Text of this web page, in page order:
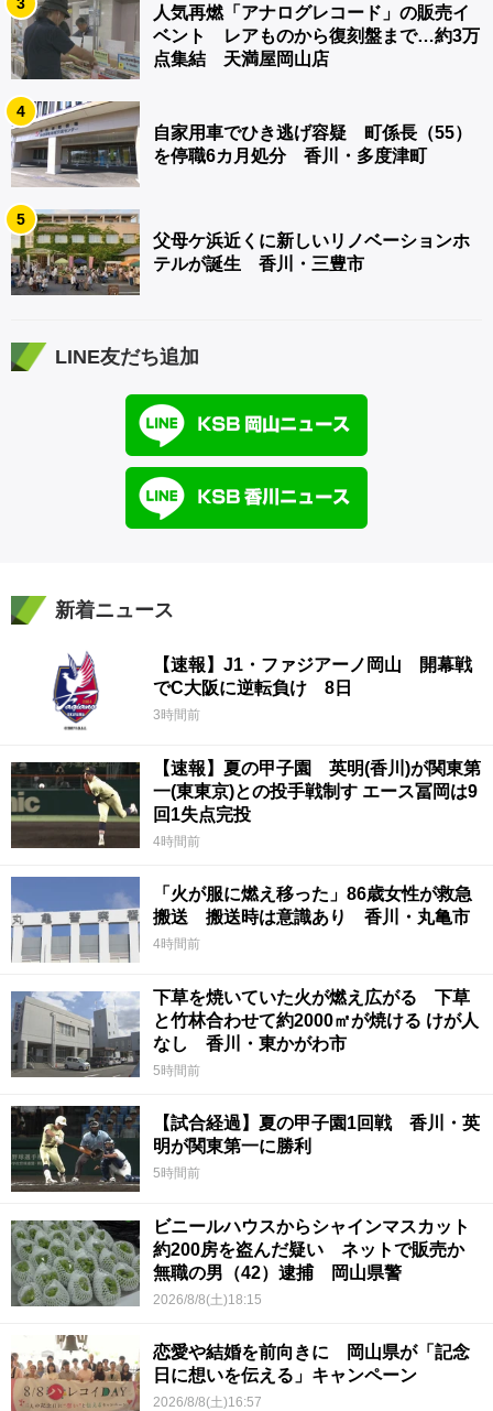
人気再燃「アナログレコード」の販売イ
ベント レアものから復刻盤まで…約3万
点集結 天満屋岡山店
4
自家用車でひき逃げ容疑 町係長（55）
を停職6カ月処分 香川・多度津町
5
父母ケ浜近くに新しいリノベーションホ
テルが誕生 香川・三豊市
LINE友だち追加
新着ニュース
【速報】J1・ファジアーノ岡山 開幕戦
でC大阪に逆転負け 8日
3時間前
【速報】夏の甲子園 英明(香川)が関東第
一(東東京)との投手戦制す エース冨岡は9
回1失点完投
4時間前
「火が服に燃え移った」86歳女性が救急
搬送 搬送時は意識あり 香川・丸亀市
4時間前
下草を焼いていた火が燃え広がる 下草
と竹林合わせて約2000㎡が焼ける けが人
なし 香川・東かがわ市
5時間前
【試合経過】夏の甲子園1回戦 香川・英
明が関東第一に勝利
5時間前
ビニールハウスからシャインマスカット
約200房を盗んだ疑い ネットで販売か
無職の男（42）逮捕 岡山県警
2026/8/8(土)18:15
恋愛や結婚を前向きに 岡山県が「記念
日に想いを伝える」キャンペーン
2026/8/8(土)16:57